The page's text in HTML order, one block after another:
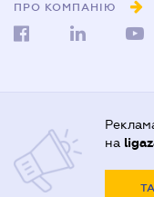
ПРО КОМПАНІЮ
на